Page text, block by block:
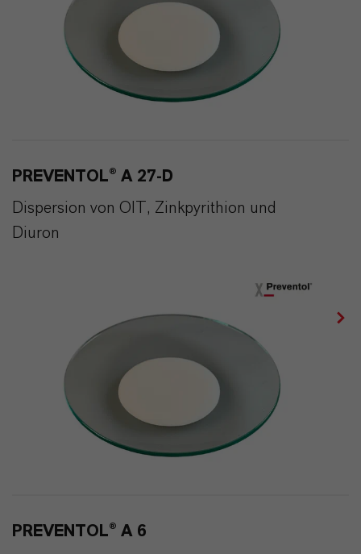
PREVENTOL® A 27-D
Dispersion von OIT, Zinkpyrithion und
Diuron
PREVENTOL® A 6